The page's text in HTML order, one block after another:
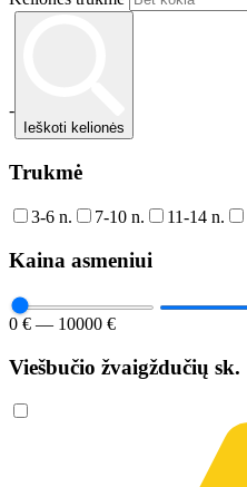
-
Ieškoti kelionės
Trukmė
3-6 n. 7-10 n. 11-14 n.
Kaina asmeniui
0 € — 10000 €
Viešbučio žvaigždučių sk.